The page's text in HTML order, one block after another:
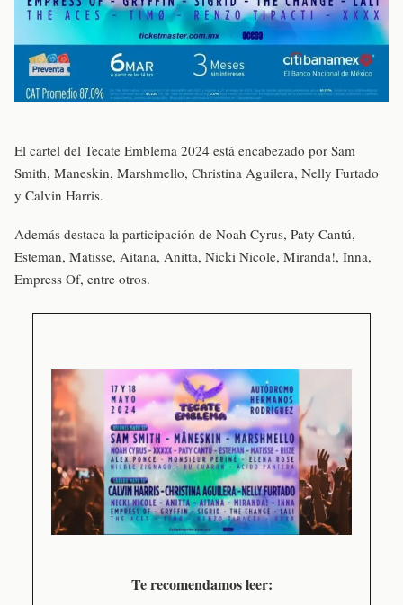
El cartel del Tecate Emblema 2024 está encabezado por Sam
Smith, Maneskin, Marshmello, Christina Aguilera, Nelly Furtado
y Calvin Harris.
Además destaca la participación de Noah Cyrus, Paty Cantú,
Esteman, Matisse, Aitana, Anitta, Nicki Nicole, Miranda!, Inna,
Empress Of, entre otros.
Te recomendamos leer: